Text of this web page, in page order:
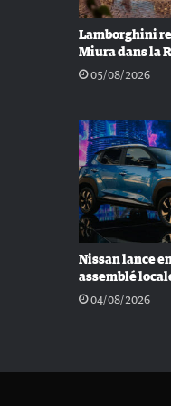
Lamborghini
Miura dans la
05/08/2026
Nissan lance
assemblé
04/08/2026